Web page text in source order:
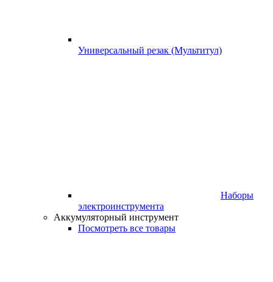
Универсальный резак (Мультитул)
Наборы
электроинструмента
Аккумуляторный инструмент
Посмотреть все товары